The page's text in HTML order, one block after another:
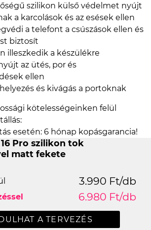
szilikon külső védelmet nyújt
a karcolások és az esések ellen
a telefont a csúszások ellen és
biztosít
illeszkedik a készülékre
az ütés, por és
ellen
és kivágás a portoknak
kötelességeinken felül
esetén: 6 hónap kopásgarancia!
Pro szilikon tok
matt fekete
3.990 Ft/db
6.980 Ft/db
A TERVEZÉS